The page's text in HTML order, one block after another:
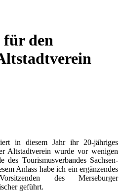
für den
in diesem Jahr ihr 20-jähriges
Altstadtverein wurde vor wenigen
des Tourismusverbandes Sachsen-
Anlass habe ich ein ergänzendes
des Merseburger
geführt.